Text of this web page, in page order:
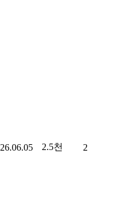
26.06.05 2.5천 2